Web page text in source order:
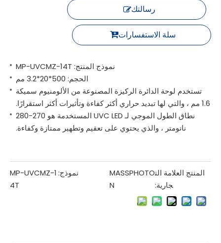
رسالتك
سلة الاستفسارات
نموذج المنتج: MP-UVCMZ-14T
الحجم: 500*20*3.2 مم
تستخدم لوحة الدائرة الركيزة المصنوعة من الألومنيوم سميكة
1.6 مم ، والتي لها تبديد حراري أكثر كفاءة وتأثيرات أكثر استقرارًا.
نطاق الطول الموجي لـ UVC LED المستخدمة هو 270-280
نانومتر ، والذي يحتوي على تعقيم وتطهير ممتازة وكفاءة.
نموذج: MP-UVCMZ-1
4T
المنتج العلامة الت
جارية:
MASSPHOTO
N